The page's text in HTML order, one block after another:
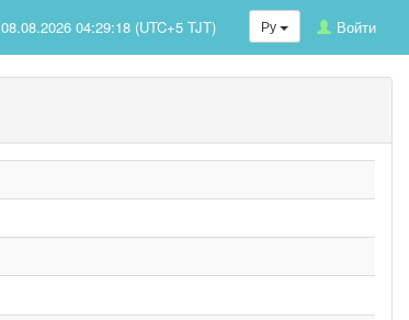
Ру Войти
08.08.2026 04:29:18 (UTC+5 TJT)